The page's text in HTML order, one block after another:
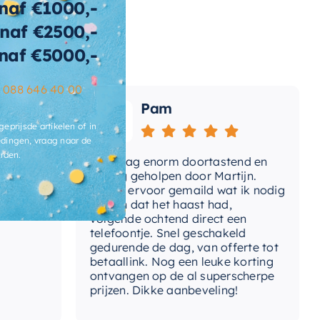
160 KG
afvoerplug Ja
2 jaar
sifon Nee, los bij te bestellen
Ja
3-4 weken
Pam
Vandaag enorm doortastend en
prettig geholpen door Martijn.
Avond ervoor gemaild wat ik nodig
had en dat het haast had,
volgende ochtend direct een
telefoontje. Snel geschakeld
gedurende de dag, van offerte tot
betaallink. Nog een leuke korting
ontvangen op de al superscherpe
prijzen. Dikke aanbeveling!
€1000,-
€2500,-
€5000,-
088 646 40 00
artikelen of in
vraag naar de